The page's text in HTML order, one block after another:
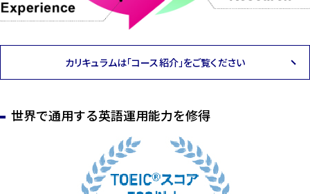
カリキュラムは「コース紹介」をご覧ください
世界で通用する英語運用能力を修得